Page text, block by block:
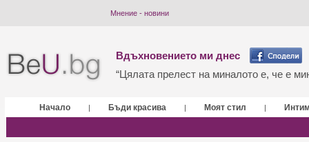
Мнение - новини
Вдъхновението ми днес
“Цялата прелест на миналото е, че е
Начало | Бъди красива | Моят стил |